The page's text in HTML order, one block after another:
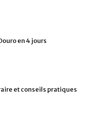
en 4 jours
et conseils pratiques